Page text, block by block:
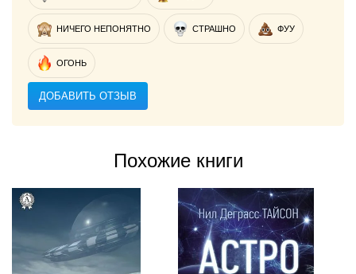
НИЧЕГО НЕПОНЯТНО СТРАШНО ФУУ
ОГОНЬ
ДОБАВИТЬ ОТЗЫВ
Похожие книги